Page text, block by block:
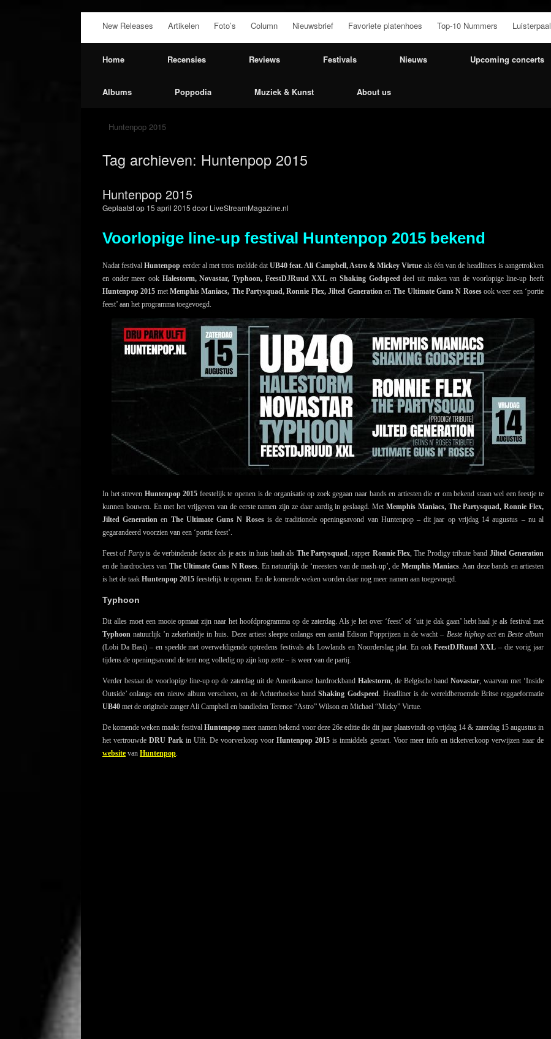
de
New Releases Artikelen Foto’s Column Nieuwsbrief Favoriete platenhoes Top-10 Nummers Luisterpaal
Home Recensies Reviews Festivals Nieuws Upcoming concerts
Albums Poppodia Muziek & Kunst About us
Huntenpop 2015
Tag archieven: Huntenpop 2015
Huntenpop 2015
Geplaatst op 15 april 2015 door LiveStreamMagazine.nl
Voorlopige line-up festival Huntenpop 2015 bekend
Nadat festivalHuntenpop eerder al met trots meldde dat UB40 feat. Ali Campbell, Astro & Mickey Virtue als één van de headliners is aangetrokken
en onder meer ook Halestorm, Novastar, Typhoon, FeestDJRuud XXLen Shaking Godspeed deel uit maken van de voorlopige line-up heeft
Huntenpop 2015 metMemphis Maniacs, The Partysquad, Ronnie Flex, Jilted Generation enThe Ultimate Guns N Rosesook weer een ‘portie
feest’ aan het programma toegevoegd.
In het streven Huntenpop 2015 feestelijk te openen is de organisatie op zoek gegaan naar bands en artiesten die er om bekend staan wel een feestje te
kunnen bouwen. En met het vrijgeven van de eerste namen zijn ze daar aardig in geslaagd. Met Memphis Maniacs, The Partysquad, Ronnie Flex,
Jilted Generationen The Ultimate Guns N Rosesis de traditionele openingsavond van Huntenpop – dit jaar op vrijdag 14 augustus – nu al
gegarandeerd voorzien van een ‘portie feest’.
Feest of Partyis de verbindende factor als je acts in huis haalt als The Partysquad, rapper Ronnie Flex, The Prodigy tribute band Jilted Generation
en de hardrockers van The Ultimate Guns N Roses. En natuurlijk de ‘meesters van de mash-up’, de Memphis Maniacs. Aan deze bands en artiesten
is het de taak Huntenpop 2015 feestelijk te openen. En de komende weken worden daar nog meer namen aan toegevoegd.
Typhoon
Dit alles moet een mooie opmaat zijn naar het hoofdprogramma op de zaterdag. Als je het over ‘feest’ of ‘uit je dak gaan’ hebt haal je als festival met
Typhoon natuurlijk ’n zekerheidje in huis. Deze artiest sleepte onlangs een aantal Edison Popprijzen in de wacht – Beste hiphop acten Beste album
(Lobi Da Basi) – en speelde met overweldigende optredens festivals als Lowlands en Noorderslag plat. En ookFeestDJRuud XXL – die vorig jaar
tijdens de openingsavond de tent nog volledig op zijn kop zette – is weer van de partij.
Verder bestaat de voorlopige line-up op de zaterdag uit de Amerikaanse hardrockband Halestorm, de Belgische bandNovastar, waarvan met ‘Inside
Outside’ onlangs een nieuw album verscheen, en de Achterhoekse bandShaking Godspeed. Headliner is de wereldberoemde Britse reggaeformatie
UB40 met de originele zanger Ali Campbell en bandleden Terence “Astro” Wilson en Michael “Micky” Virtue.
De komende weken maakt festival Huntenpopmeer namen bekend voor deze 26e editie die dit jaar plaatsvindt op vrijdag 14 & zaterdag 15 augustus in
het vertrouwde DRU Park in Ulft. De voorverkoop voor Huntenpop 2015 is inmiddels gestart. Voor meer info en ticketverkoop verwijzen naar de
website van Huntenpop.